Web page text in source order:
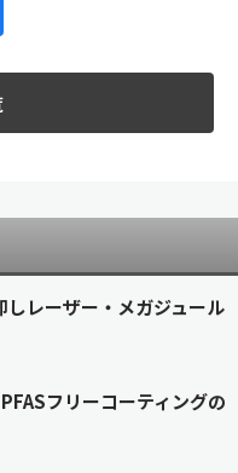
レーザー・メガジュール
フリーコーティングの